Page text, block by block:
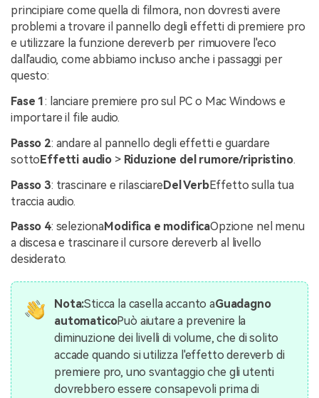
principiare come quella di filmora, non dovresti avere
problemi a trovare il pannello degli effetti di premiere pro
e utilizzare la funzione dereverb per rimuovere l'eco
dall'audio, come abbiamo incluso anche i passaggi per
questo:
Fase 1: lanciare premiere pro sul PC o Mac Windows e
importare il file audio.
Passo 2: andare al pannello degli effetti e guardare
sottoEffetti audio > Riduzione del rumore/ripristino.
Passo 3: trascinare e rilasciareDel VerbEffetto sulla tua
traccia audio.
Passo 4: selezionaModifica e modificaOpzione nel menu
a discesa e trascinare il cursore dereverb al livello
desiderato.
Nota:Sticca la casella accanto aGuadagno
automaticoPuò aiutare a prevenire la
diminuzione dei livelli di volume, che di solito
accade quando si utilizza l'effetto dereverb di
premiere pro, uno svantaggio che gli utenti
dovrebbero essere consapevoli prima di